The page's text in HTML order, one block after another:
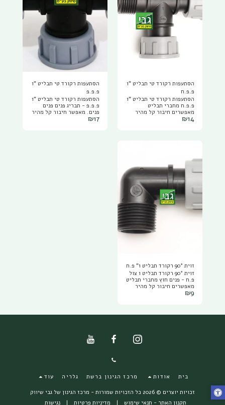
הסתעפות רקורד טי תבליט "1
פ.פ.ח
הסתעפות רקורד טי תבליט "1
פ.פ.ח מחברי תבליט
מאפשרים חיבור קל מהיר
ונוח של מערכת ההשקיה
אטמים.
₪14
הסתעפות רקורד טי תבליט "1
פ.פ.פ
הסתעפות רקורד טי תבליט "1
פ.פ.פ - תבריג פנים פנים
פנים. מאפשר חיבור קל מהיר
ונוח של מערכת ההשקיה
₪17
זוית 90° רקורד תבליט 1" פ.ח
זוית 90° רקורד תבליט 1 צול
פ.ח - פנים חוץ מחברי תבליט
מאפשרים חיבור קל מהיר
ונוח של מערכת ההשקיה
₪9
בית אודות מרכז הגינון ברשת גלריה עוד
זכויות יוצרים © 2026 כל הזכויות שמורות -
מרכז הגינון של גבי שיווק
תקנון האתר - תנאי שימוש | מדיניות פרטיות | נגישות